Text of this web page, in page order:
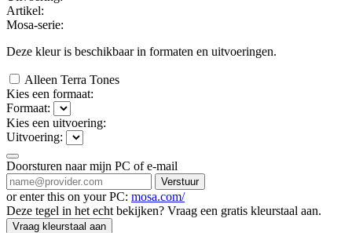
Artikel:
Mosa-serie:
Deze kleur is beschikbaar in formaten en uitvoeringen.
Alleen Terra Tones
Kies een formaat:
Formaat:
Kies een uitvoering:
Uitvoering:
Doorsturen naar mijn PC of e-mail
Verstuur
or enter this on your PC: mosa.com/
Deze tegel in het echt bekijken? Vraag een gratis kleurstaal aan.
Vraag kleurstaal aan